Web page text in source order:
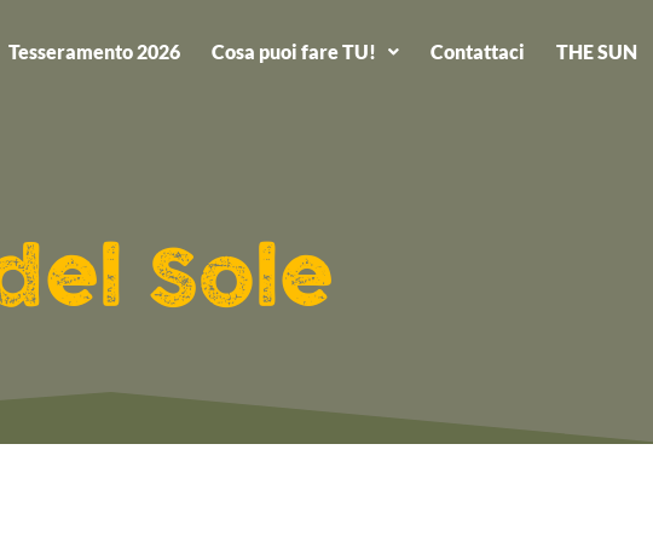
Tesseramento 2026 Cosa puoi fare TU! Contattaci THE SUN
Sole